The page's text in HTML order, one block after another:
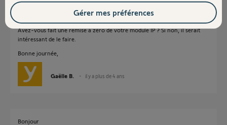
Avez-vous fait une remise à zéro de votre module IP ? Si non, il serait
intéressant de le faire.
Bonne journée,
Gaëlle B. il y a plus de 4 ans
Bonjour
Gérer mes préférences